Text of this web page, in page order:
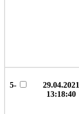
5-
29.04.2021
13:18:40